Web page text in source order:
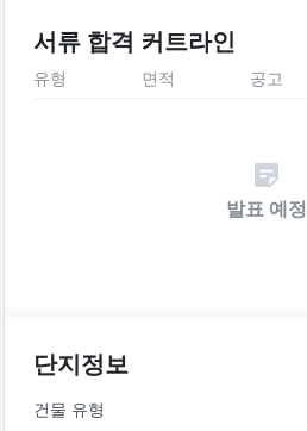
서류 합격 커트라인
유형 면적 공고
발표 예정
단지정보
건물 유형